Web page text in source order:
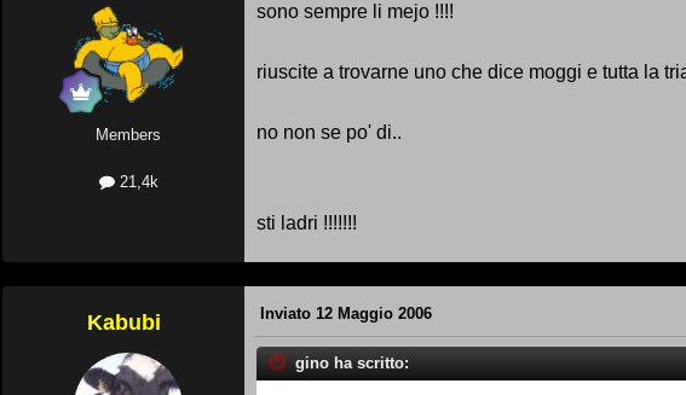
Members
21,4k
sono sempre li mejo !!!!
riuscite a trovarne uno che dice moggi e tutta la
no non se po' di..
sti ladri !!!!!!!
Kabubi Inviato 12 Maggio 2006
gino ha scritto: